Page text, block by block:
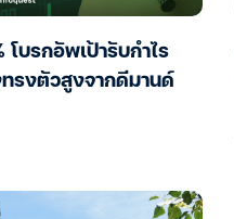
โบรกอัพเป้ารับกำไร
รงตัวสูงจากดีมานด์